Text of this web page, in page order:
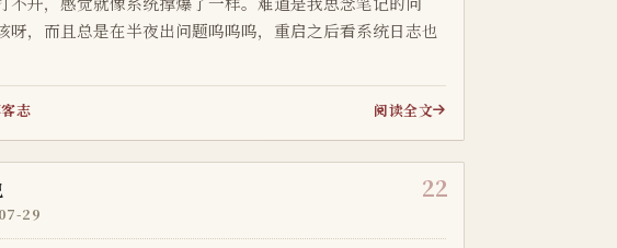
呀，而且总是在半夜出问题呜呜呜，重启之后看系统日志也
志 阅读全文
22
29